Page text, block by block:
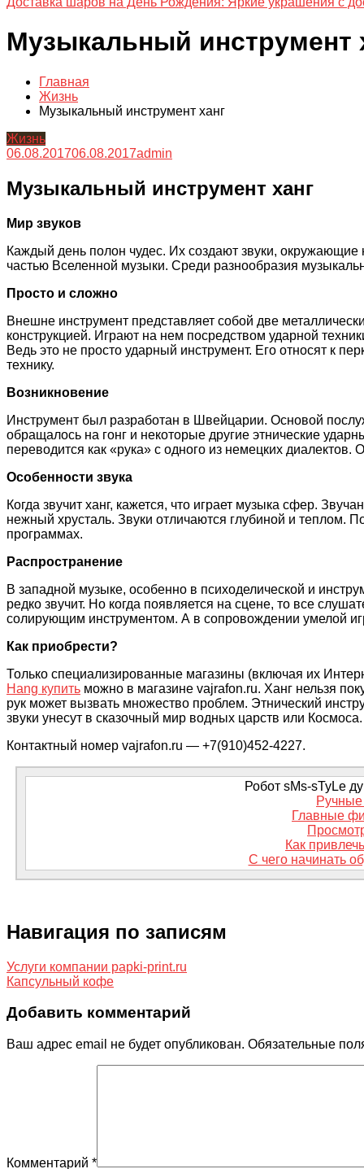
Музыкальный инструмент
Главная
Жизнь
Музыкальный инструмент ханг
Жизнь
06.08.201706.08.2017admin
Музыкальный инструмент ханг
Мир звуков
Каждый день полон чудес. Их создают звуки,
частью Вселенной музыки. Среди разнообразия
Просто и сложно
Внешне инструмент представляет собой две
конструкцией. Играют на нем посредством ударной
Ведь это не просто ударный инструмент. Его относят к
технику.
Возникновение
Инструмент был разработан в Швейцарии. Основой
обращалось на гонг и некоторые другие этнические
переводится как «рука» с одного из немецких
Особенности звука
Когда звучит ханг, кажется, что играет музыка сфер.
нежный хрусталь. Звуки отличаются глубиной и теплом.
программах.
Распространение
В западной музыке, особенно в психоделической и
редко звучит. Но когда появляется на сцене, то все
солирующим инструментом. А в сопровождении умелой
Как приобрести?
Только специализированные магазины (включая их
Hang купить можно в магазине vajrafon.ru. Ханг нельзя
рук может вызвать множество проблем. Этнический
звуки унесут в сказочный мир водных царств или
Контактный номер vajrafon.ru — +7(910)452-4227.
Робот sMs-sTyLe
Ручные
Главные
Как
С чего начинать
Навигация по записям
Услуги компании papki-print.ru
Капсульный кофе
Добавить комментарий
Ваш адрес email не будет опубликован. Обязательные
Комментарий *